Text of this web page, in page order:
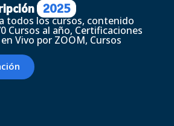
2025
todos los cursos, contenido
Cursos al año, Certificaciones
Vivo por ZOOM, Cursos